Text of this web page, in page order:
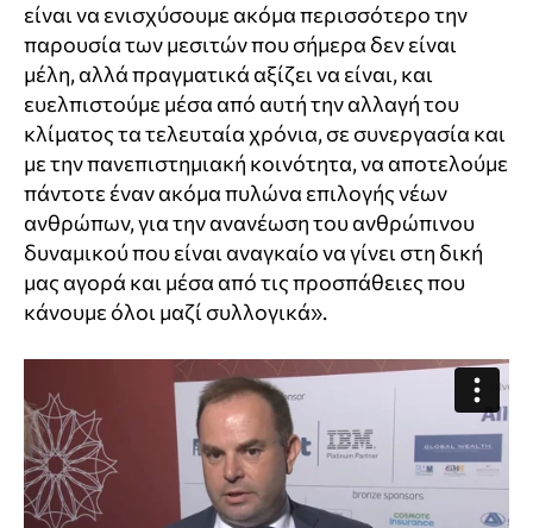
είναι να ενισχύσουμε ακόμα περισσότερο την
παρουσία των μεσιτών που σήμερα δεν είναι
μέλη, αλλά πραγματικά αξίζει να είναι, και
ευελπιστούμε μέσα από αυτή την αλλαγή του
κλίματος τα τελευταία χρόνια, σε συνεργασία και
με την πανεπιστημιακή κοινότητα, να αποτελούμε
πάντοτε έναν ακόμα πυλώνα επιλογής νέων
ανθρώπων, για την ανανέωση του ανθρώπινου
δυναμικού που είναι αναγκαίο να γίνει στη δική
μας αγορά και μέσα από τις προσπάθειες που
κάνουμε όλοι μαζί συλλογικά».